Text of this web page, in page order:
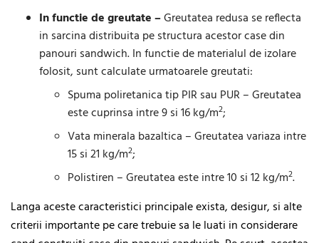
In functie de greutate –Greutatea redusa se reflecta
in sarcina distribuita pe structura acestor case din
panouri sandwich. In functie de materialul de izolare
folosit, sunt calculate urmatoarele greutati:
Spuma poliretanica tip PIR sau PUR – Greutatea
este cuprinsa intre 9 si 16 kg/m2;
Vata minerala bazaltica – Greutatea variaza intre
15 si 21 kg/m2;
Polistiren – Greutatea este intre 10 si 12 kg/m2.
Langa aceste caracteristici principale exista, desigur, si alte
criterii importante pe care trebuie sa le luati in considerare